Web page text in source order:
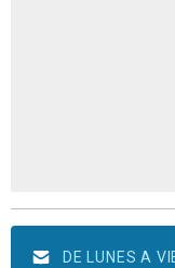
DE LUNES A